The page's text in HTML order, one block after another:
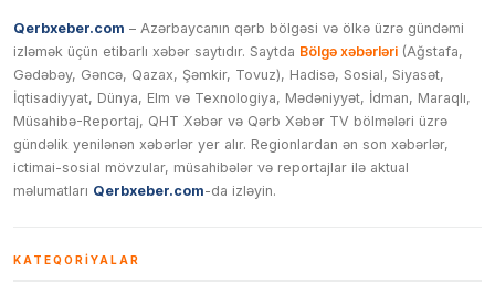
Qerbxeber.com – Azərbaycanın qərb bölgəsi və ölkə üzrə gündəmi
izləmək üçün etibarlı xəbər saytıdır. Saytda Bölgə xəbərləri (Ağstafa,
Gədəbəy, Gəncə, Qazax, Şəmkir, Tovuz), Hadisə, Sosial, Siyasət,
İqtisadiyyat, Dünya, Elm və Texnologiya, Mədəniyyət, İdman, Maraqlı,
Müsahibə-Reportaj, QHT Xəbər və Qərb Xəbər TV bölmələri üzrə
gündəlik yenilənən xəbərlər yer alır. Regionlardan ən son xəbərlər,
ictimai-sosial mövzular, müsahibələr və reportajlar ilə aktual
məlumatları Qerbxeber.com-da izləyin.
KATEQORIYALAR